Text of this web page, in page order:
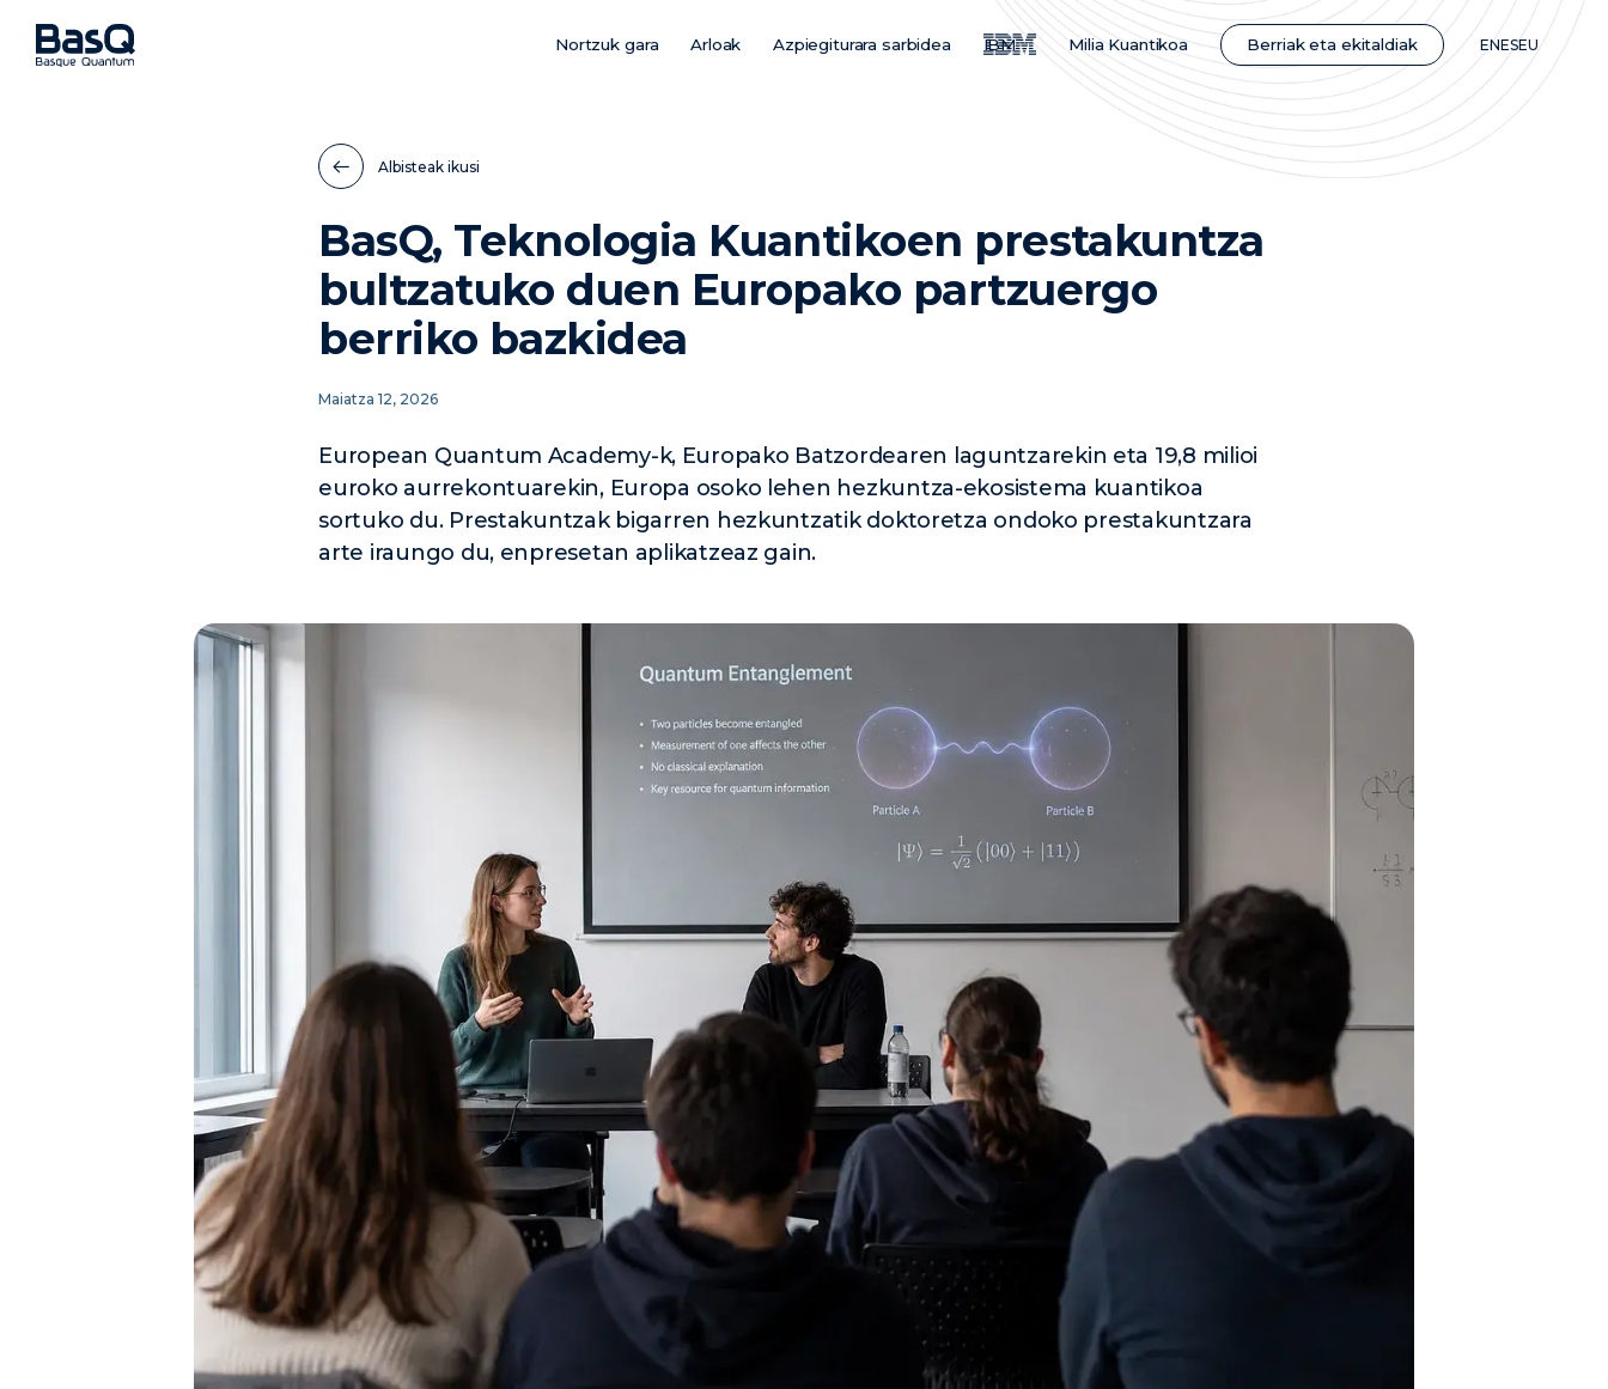
MainNortzuk gara Arloak Azpiegiturara sarbidea IBM Milia Kuantikoa Berriak eta ekitaldiak ENESEU
Albisteak ikusi
BasQ, Teknologia Kuantikoen prestakuntza
bultzatuko duen Europako partzuergo
berriko bazkidea
Maiatza 12, 2026
European Quantum Academy-k, Europako Batzordearen laguntzarekin eta 19,8 milioi
euroko aurrekontuarekin, Europa osoko lehen hezkuntza-ekosistema kuantikoa
sortuko du. Prestakuntzak bigarren hezkuntzatik doktoretza ondoko prestakuntzara
arte iraungo du, enpresetan aplikatzeaz gain.